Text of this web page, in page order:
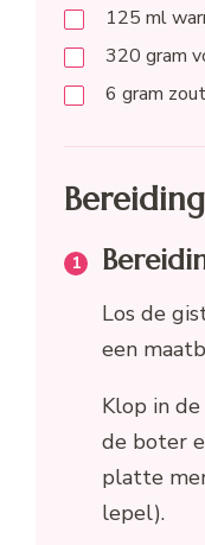
125 ml
320 gram
6 gram zout
Los de
een
Klop in
de boter
platte
lepel).